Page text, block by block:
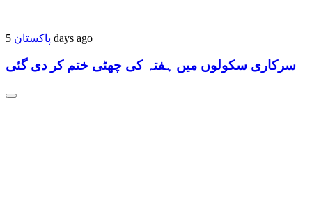
پاکستان 5 days ago
سرکاری سکولوں میں ہفتہ کی چھٹی ختم کر دی گئی